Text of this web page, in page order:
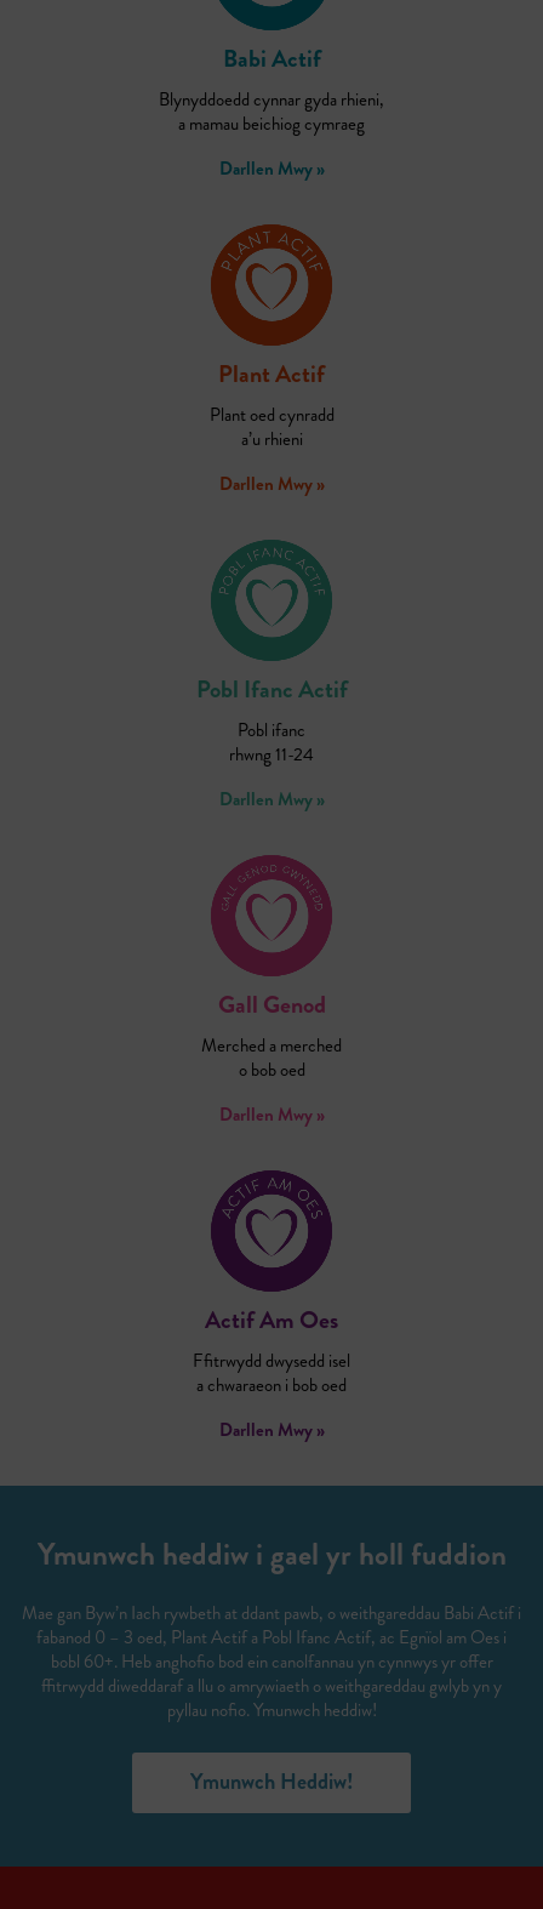
Babi Actif
Blynyddoedd cynnar gyda rhieni,
a mamau beichiog cymraeg
Darllen Mwy »
Plant Actif
Plant oed cynradd
a’u rhieni
Darllen Mwy »
Pobl Ifanc Actif
Pobl ifanc
rhwng 11-24
Darllen Mwy »
Gall Genod
Merched a merched
o bob oed
Darllen Mwy »
Actif Am Oes
Ffitrwydd dwysedd isel
a chwaraeon i bob oed
Darllen Mwy »
Ymunwch heddiw i gael yr holl fuddion
Mae gan Byw’n Iach rywbeth at ddant pawb, o weithgareddau Babi Actif i
fabanod 0 – 3 oed, Plant Actif a Pobl Ifanc Actif, ac Egnïol am Oes i
bobl 60+. Heb anghofio bod ein canolfannau yn cynnwys yr offer
ffitrwydd diweddaraf a llu o amrywiaeth o weithgareddau gwlyb yn y
pyllau nofio. Ymunwch heddiw!
Ymunwch Heddiw!